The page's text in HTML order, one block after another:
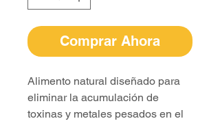
Comprar Ahora
Alimento natural diseñado para
eliminar la acumulación de
toxinas y metales pesados en el